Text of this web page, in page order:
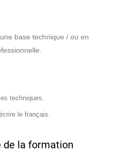
base technique / ou en
techniques.
le français.
de la formation